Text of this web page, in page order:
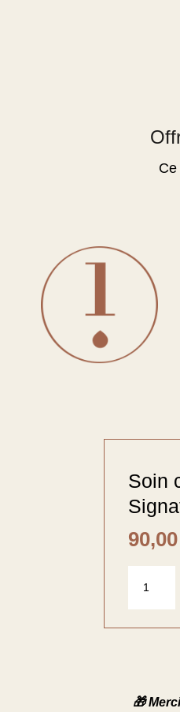
Soin
90,00
Soin
cou
🎁